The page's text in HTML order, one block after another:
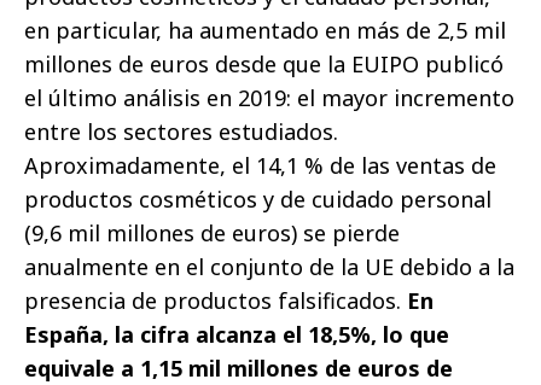
en particular, ha aumentado en más de 2,5 mil
millones de euros desde que la EUIPO publicó
el último análisis en 2019: el mayor incremento
entre los sectores estudiados.
Aproximadamente, el 14,1 % de las ventas de
productos cosméticos y de cuidado personal
(9,6 mil millones de euros) se pierde
anualmente en el conjunto de la UE debido a la
presencia de productos falsificados. En
España, la cifra alcanza el 18,5%, lo que
equivale a 1,15 mil millones de euros de